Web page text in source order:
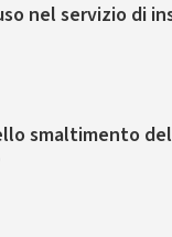
nel servizio di
smaltimento